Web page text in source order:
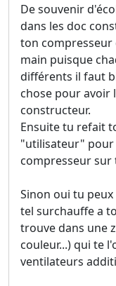
De souvenir
dans les doc
ton compresseur
main puisque
différents il faut
chose pour avoir
constructeur.
Ensuite tu refait
"utilisateur" pour
compresseur
Sinon oui tu
tel surchauffe a
trouve dans une
couleur...) qui te
ventilateurs